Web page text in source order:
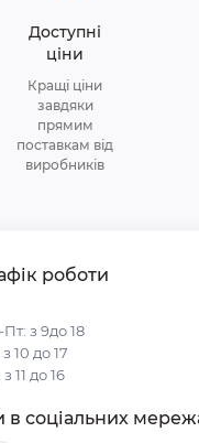
Доступні
ціни
Кращі ціни
завдяки
прямим
поставкам від
виробників
роботи
з 9до 18
10 до 17
11 до 16
в соціальних